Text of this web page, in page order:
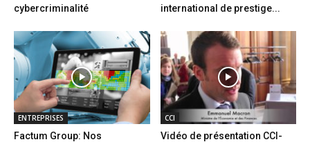
cybercriminalité
international de prestige...
ENTREPRISES
Factum Group: Nos
CCI
Vidéo de présentation CCI-